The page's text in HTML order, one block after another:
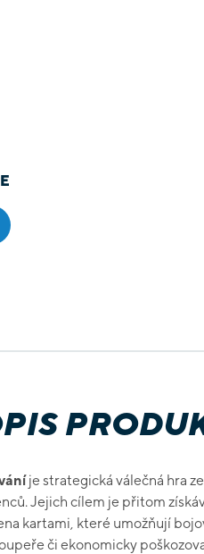
je strategická válečná hra
Jejich cílem je přitom
kartami, které umožňují
či ekonomicky